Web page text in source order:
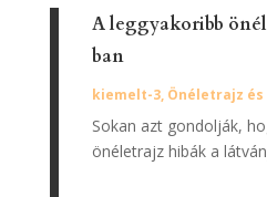
A leggyakoribb
ban
kiemelt-3, Önéletrajz
Sokan azt gondolják,
önéletrajz hibák a